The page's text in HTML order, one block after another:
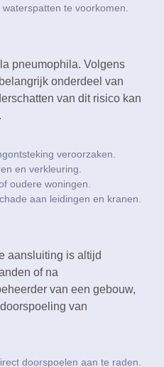
te voorkomen.​
pneumophila.​ Volgens
onderdeel van
van dit risico kan
veroorzaken.​
en verkleuring.​
oudere woningen.​
aan leidingen en kranen.​
aansluiting is altijd
of na
van een gebouw,
van
doorspoelen aan te raden.​